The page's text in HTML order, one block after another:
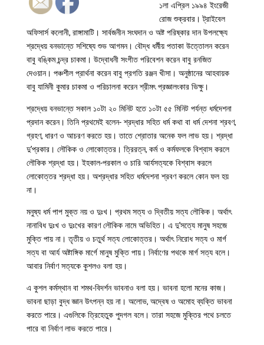
১লা এপ্রিল ১৯৯৪ ইংরেজী
রোজ শুক্রবার। ট্রাইবেল
অফিসার্স কলোনী, রাঙ্গামাটি। সার্বজনীন সংঘদান ও অষ্ট পরিষ্কার দান উপলক্ষ্যে
শ্রদ্ধেয় বনভান্তে সশিষ্যে শুভ আগমন। বৌদ্ধ ধর্মীয় পতাকা উত্তোলন করেন
বাবু বঙ্কিম চন্দ্র চাকমা। উদ্বোধনী সংগীত পরিবেশন করেন বাবু রনজিত
দেওয়ান। পঞ্চশীল প্রার্থনা করেন বাবু প্রগতি রঞ্জন খীসা। অনুষ্ঠানের আহবায়ক
বাবু যামিনী কুমার চাকমা ও পরিচালনা করেন শ্রীমৎ প্রজ্ঞালংকার ভিক্ষু।
শ্রদ্ধেয় বনভান্তে সকাল ১০টা ২০ মিনিট হতে ১০টা ৫৫ মিনিট পর্যন্ত ধর্মদেশনা
প্রদান করেন। তিনি প্রথমেই বলেন- শ্রদ্ধার সহিত ধর্ম কথা বা ধর্ম দেশনা শ্রবণ,
গ্রহণ, ধারণ ও আচরণ করতে হয়। তাতে শ্রোতার অনেক ফল লাভ হয়। শ্রদ্ধা
দু’প্রকার। লৌকিক ও লোকোত্তর। ত্রিরত্ন, কর্ম ও কর্মফলকে বিশ্বাস করলে
লৌকিক শ্রদ্ধা হয়। ইহকাল-পরকাল ও চারি আর্যসত্যকে বিশ্বাস করলে
লোকোত্তর শ্রদ্ধা হয়। অশ্রদ্ধার সহিত ধর্মদেশনা শ্রবণ করলে কোন ফল হয়
না।
মনুষ্য ধর্ম পাপ মুক্ত নয় ও দুঃখ। প্রথম সত্য ও দ্বিতীয় সত্য লৌকিক। অর্থাৎ
নানাবিধ দুঃখ ও দুঃখের কারণ লৌকিক নামে অভিহিত। এ দু’সত্যে মানুষ সহজে
মুক্তি পায় না। তৃতীয় ও চতুর্থ সত্য লোকোত্তর। অর্থাৎ নিরোধ সত্য ও মার্গ
সত্য বা আর্য অষ্টাঙ্গিক মার্গে মানুষ মুক্তি পায়। নির্বাণের পথকে মার্গ সত্য বলে।
আবার নির্বাণ সত্যকে কুশলও বলা হয়।
এ কুশল কর্মস্থান বা শমথ-বিদর্শন ভাবনাও বলা হয়। ভাবনা হলো মনের কাজ।
ভাবনা ছাড়া বুদ্ধ জ্ঞান উৎপন্ন হয় না। অলোভ, অদ্বেষ ও অমোহ ব্যক্তি ভাবনা
করতে পারে। এগুলিকে ত্রিহেতুক পুদগল বলে। তারা সহজে মুক্তির পথে চলতে
পারে বা নির্বাণ লাভ করতে পারে।